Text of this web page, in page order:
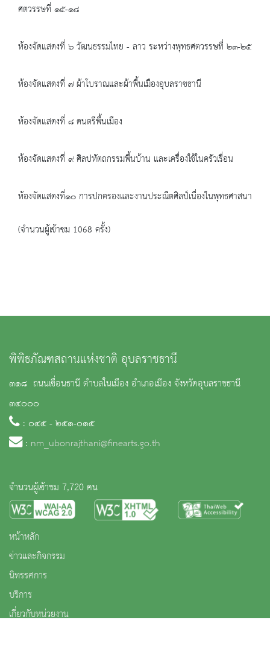
ศตวรรษที่ ๑๕-๑๘
ห้องจัดแสดงที่ ๖ วัฒนธรรมไทย - ลาว ระหว่างพุทธศตวรรษที่ ๒๓-๒๕
ห้องจัดแสดงที่ ๗ ผ้าโบราณและผ้าพื้นเมืองอุบลราชธานี
ห้องจัดแสดงที่ ๘ ดนตรีพื้นเมือง
ห้องจัดแสดงที่ ๙ ศิลปหัตถกรรมพื้นบ้าน และเครื่องใช้ในครัวเรื่อน
ห้องจัดแสดงที่๑๐ การปกครองและงานประณีตศิลป์เนื่องในพุทธศาสนา
(จำนวนผู้เข้าชม 1068 ครั้ง)
พิพิธภัณฑสถานแห่งชาติ อุบลราชธานี
๓๑๘ ถนนเขื่อนธานี ตำบลในเมือง อำเภอเมือง จังหวัดอุบลราชธานี
๓๔๐๐๐
: ๐๔๕ - ๒๕๑-๐๑๕
: nm_ubonrajthani@finearts.go.th
จำนวนผู้เข้าชม 7,720 คน
หน้าหลัก
ข่าวและกิจกรรม
นิทรรศการ
บริการ
เกี่ยวกับหน่วยงาน